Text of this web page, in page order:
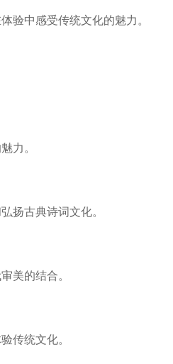
验中感受传统文化的魅力。
力。
扬古典诗词文化。
美的结合。
传统文化。